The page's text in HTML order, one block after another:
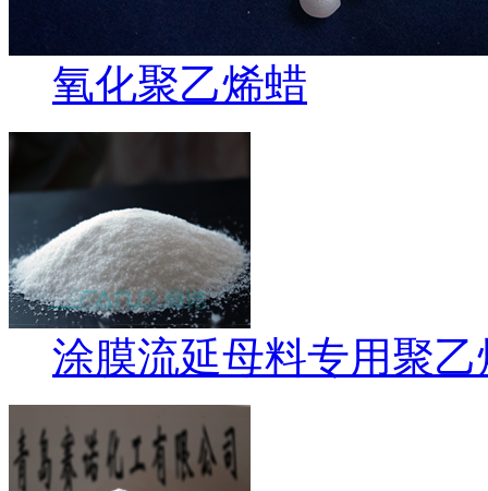
氧化聚乙烯蜡
涂膜流延母料专用聚乙